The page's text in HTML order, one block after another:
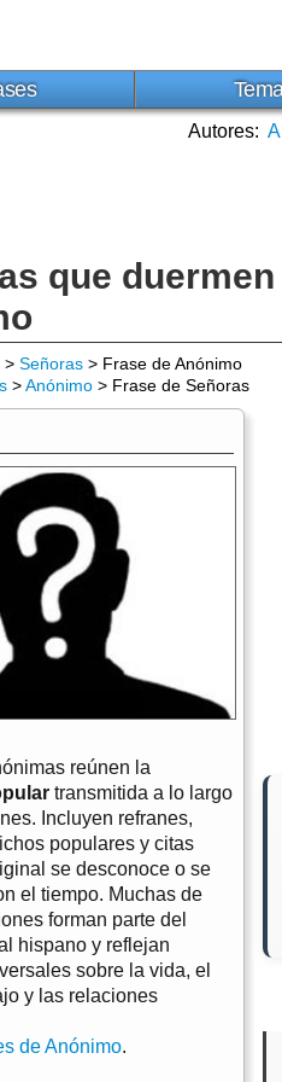
Autores: A
que
> Señoras > Frase de Anónimo
>Anónimo > Frase de Señoras
reúnen la
transmitida a lo largo
Incluyen refranes,
populares y citas
se desconoce o se
el tiempo. Muchas de
forman parte del
hispano y reflejan
sobre la vida, el
y las relaciones
de Anónimo.